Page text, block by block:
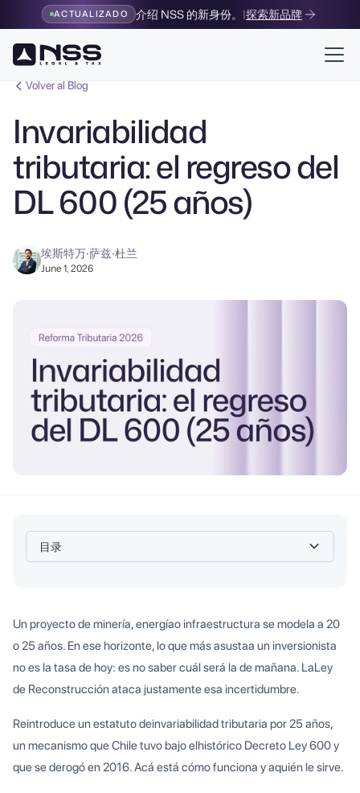
ACTUALIZADO 介绍 NSS 的新身份。 |探索新品牌
Volver al Blog
Invariabilidad
tributaria: el regreso del
DL 600 (25 años)
埃斯特万·萨兹·杜兰
June 1, 2026
目录
Un proyecto de minería, energíao infraestructura se modela a 20
o 25 años. En ese horizonte, lo que más asustaa un inversionista
no es la tasa de hoy: es no saber cuál será la de mañana. LaLey
de Reconstrucción ataca justamente esa incertidumbre.
Reintroduce un estatuto deinvariabilidad tributaria por 25 años,
un mecanismo que Chile tuvo bajo elhistórico Decreto Ley 600 y
que se derogó en 2016. Acá está cómo funciona y aquién le sirve.